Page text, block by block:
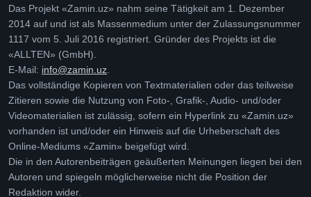
Das Projekt «Zamin.uz» nahm seine Tätigkeit am 1. Dezember
2014 auf und ist als Massenmedium unter der Zulassungsnummer
1117 vom 5. Juli 2016 registriert. Gründer des Projekts ist die
«ALLTEN» (GmbH).
E-Mail: info@zamin.uz.
Das vollständige Kopieren von Textmaterialien oder das teilweise
Zitieren sowie die Nutzung von Foto-, Grafik-, Audio- und/oder
Videomaterialien ist zulässig, sofern ein Hyperlink zu «Zamin.uz»
vorhanden ist und/oder ein Hinweis auf die Urheberschaft des
Online-Mediums «Zamin» beigefügt wird.
Die in den Autorenbeiträgen geäußerten Meinungen liegen bei den
Autoren und spiegeln möglicherweise nicht die Position der
Redaktion wider.